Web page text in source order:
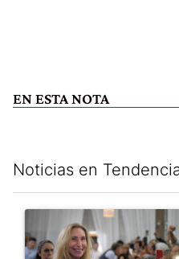
EN ESTA NOTA
Noticias en
Un artículo de tendencia